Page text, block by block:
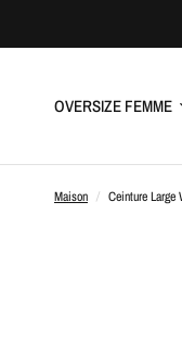
OVERSIZE FEMME
Maison / Ceinture Large